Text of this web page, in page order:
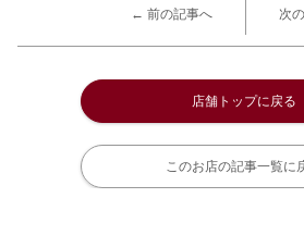
← 前の記事へ 次
店舗トップに戻る
このお店の記事一覧に